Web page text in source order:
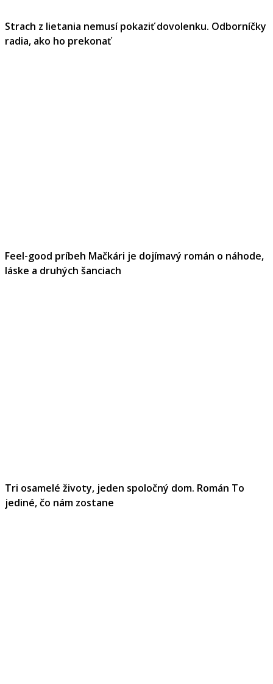
Strach z lietania nemusí pokaziť dovolenku. Odborníčky
radia, ako ho prekonať
Feel-good príbeh Mačkári je dojímavý román o náhode,
láske a druhých šanciach
Tri osamelé životy, jeden spoločný dom. Román To
jediné, čo nám zostane